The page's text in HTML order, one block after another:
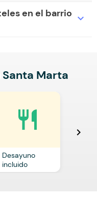
en el barrio expand_more
Marta
restaurant
Desayuno
incluido
chevron_right